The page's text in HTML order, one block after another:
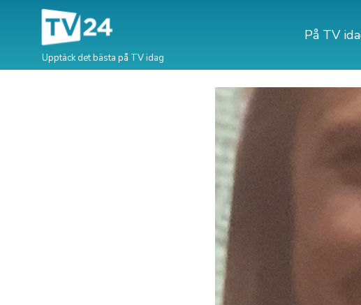
Upptäck det bästa på TV idag
På TV